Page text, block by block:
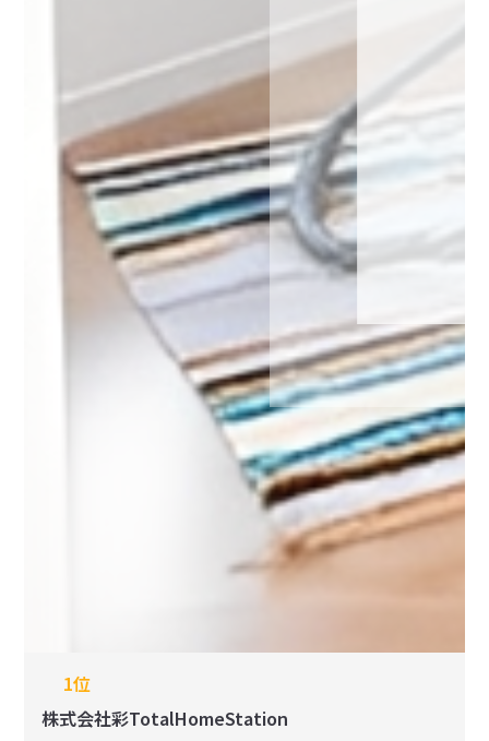
1位
株式会社彩TotalHomeStation